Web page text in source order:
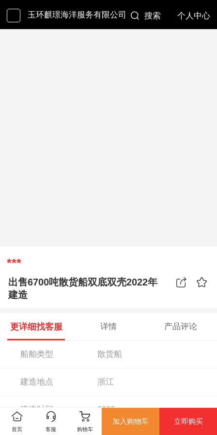
玉环麒璟海洋服务有限公司 搜索 个人中心
***
出售6700吨散货船双底双壳2022年
建造
更详细找客服 详情 产品评论
船舶类型 散货船
建造地点 浙江
建造时间 2020
首页 客服 购物车
加入购物车 立即购买